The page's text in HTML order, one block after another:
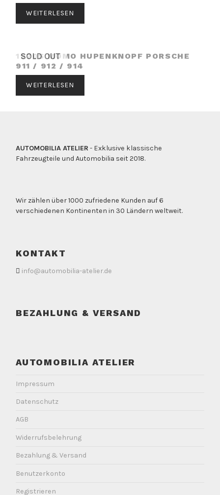
WEITERLESEN
SOLD OUT
1970S MOMO HUPENKNOPF PORSCHE
911 / 912 / 914
WEITERLESEN
AUTOMOBILIA ATELIER - Exklusive klassische
Fahrzeugteile und Automobilia seit 2018.
Wir zählen über 1000 zufriedene Kunden auf 6
verschiedenen Kontinenten in 30 Ländern weltweit.
KONTAKT
info@automobilia-atelier.de
BEZAHLUNG & VERSAND
AUTOMOBILIA ATELIER
Impressum
Datenschutz
AGB
Widerrufsbelehrung
Bezahlung & Versand
Benutzerkonto
Registrieren